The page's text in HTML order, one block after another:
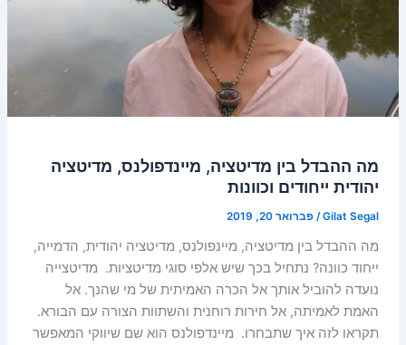
מה ההבדל בין מדיטציה, מיינדפולנס, מדיטציה
יהודית ייחודים וכוונות
Gilat Segal
/ פברואר 20, 2019
מה ההבדל בין מדיטציה, מיינפולנס, מדיטציה יהודית, הדמייה,
ייחוד כוונה? נתחיל בכך שיש אלפי סוגי מדיטציות. מדיטצייה
נועדה להוביל אותך אל הכרה האמיתית של מי שהנך. אל
האמת לאמיתה, אל חירות רוחנית והשתוות הצורה עם הבורא.
תקראו לזה איך שתבחרו. מיינדפולנס הוא שם שיווקי המאפשר